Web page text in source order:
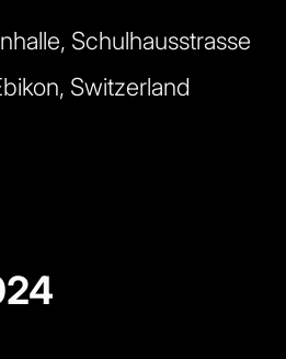
Schulhausstrasse
Switzerland